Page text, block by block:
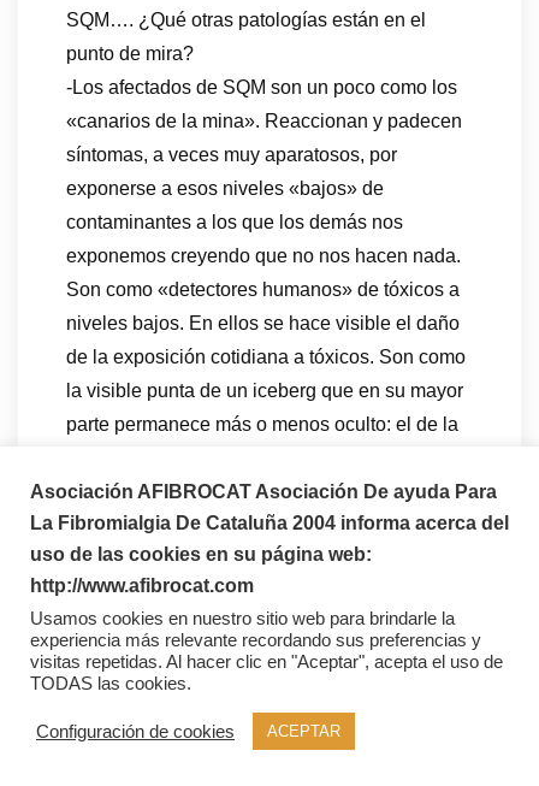
SQM…. ¿Qué otras patologías están en el
punto de mira?
-Los afectados de SQM son un poco como los
«canarios de la mina». Reaccionan y padecen
síntomas, a veces muy aparatosos, por
exponerse a esos niveles «bajos» de
contaminantes a los que los demás nos
exponemos creyendo que no nos hacen nada.
Son como «detectores humanos» de tóxicos a
niveles bajos. En ellos se hace visible el daño
de la exposición cotidiana a tóxicos. Son como
la visible punta de un iceberg que en su mayor
parte permanece más o menos oculto: el de la
esos niveles supuestamente «bajos» en
sectores mucho mayores de población. Lo que
hoy sabe la ciencia es que la exposición a
tóxicos puede tener a ver con una parte nada
despreciable del incremento de algunas de las
enfermedades y problemas sanitarios que más
están creciendo y que más incidencia tienen en
Occidente. En el libro doy datos acerca de ello.
Asociación AFIBROCAT Asociación De ayuda Para
La Fibromialgia De Cataluña 2004 informa acerca del
uso de las cookies en su página web:
http://www.afibrocat.com
Usamos cookies en nuestro sitio web para brindarle la
experiencia más relevante recordando sus preferencias y
visitas repetidas. Al hacer clic en "Aceptar", acepta el uso de
TODAS las cookies.
Configuración de cookies ACEPTAR